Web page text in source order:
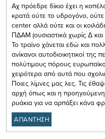
Αχ πρόεδρε δίκιο έχει η
κρατά ούτε το υδρογόνο,
center αλλά ούτε και οι
ΠΔΑΜ (ουσιαστικά χωρίς Δ και
Το τραίνο χάνεται εδώ και
ανίκανοι αυτοδιοικητικοί
πολύτιμους πόρους
χειρότερα από αυτά που
Ποιες λίμνες μας λες. Τις
αρχή όπως και η προηγούμενη
ρυάκια για να αρπάξει κάνα
ΑΠΑΝΤΗΣΗ